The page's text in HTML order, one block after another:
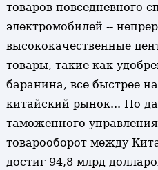
товаров повседневного
электромобилей --
высококачественные
товары, такие как
баранина, все быстрее
китайский рынок... По
таможенного
товарооборот между
достиг 94,8 млрд